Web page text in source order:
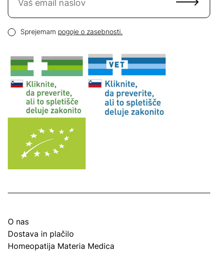
Pogoji zasebnosti
Sprejemam pogoje o zasebnosti.
O nas
Dostava in plačilo
Homeopatija Materia Medica